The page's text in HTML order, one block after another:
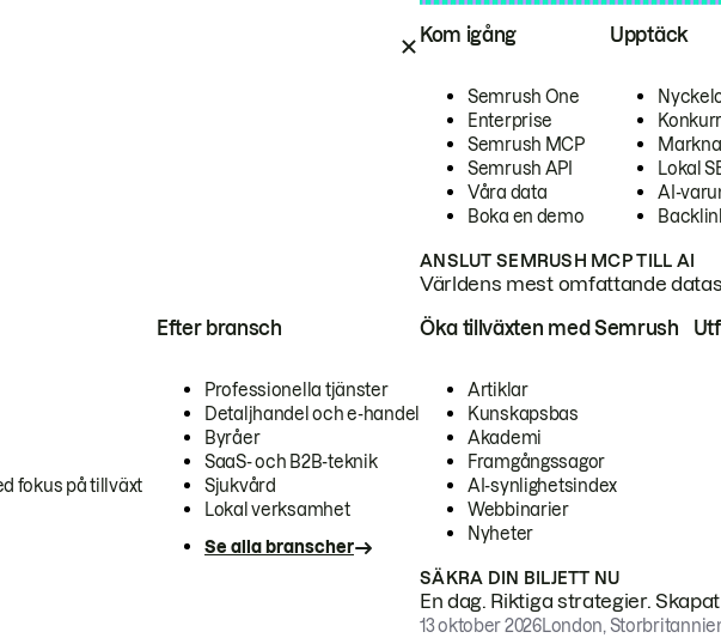
Kom igång
Semrush One
Enterprise
Semrush MCP
Semrush API
Våra data
Boka en demo
Upptäck
Lokal
AI-
ANSLUT SEMRUSH MCP TILL AI
Världens mest omfattande
fokus på tillväxt
Efter bransch
Professionella tjänster
Detaljhandel och e-handel
Byråer
SaaS- och B2B-teknik
Sjukvård
Lokal verksamhet
Se alla branscher
Öka tillväxten med Semrush
Artiklar
Kunskapsbas
Akademi
Framgångssagor
AI-synlighetsindex
Webbinarier
Nyheter
SÄKRA DIN BILJETT NU
En dag. Riktiga strategier.
13 oktober 2026London,